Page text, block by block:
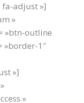
fa-adjust »]
»
»btn-outline
»border-1″
»]
»